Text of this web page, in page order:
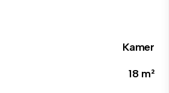
Kamer
18 m²